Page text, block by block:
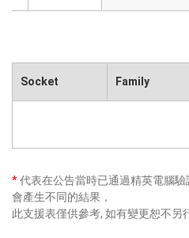
Socket Family
*代表在公告當時已通過精英電腦
會產生不同的結果，
此支援表僅供參考, 如有變更恕不另